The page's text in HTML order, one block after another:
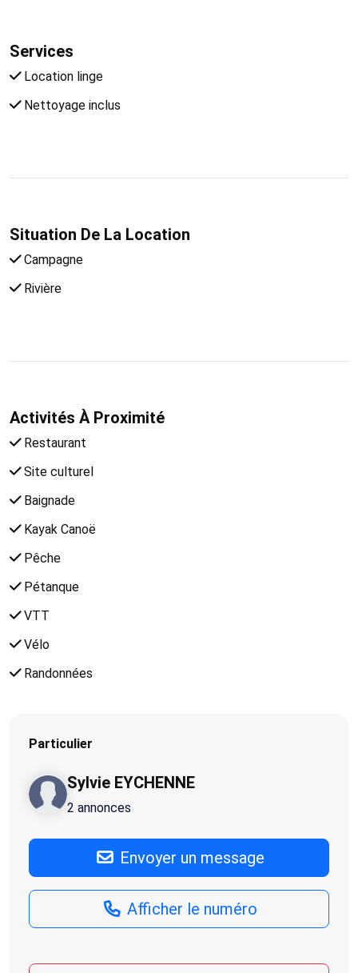
Services
Location linge
Nettoyage inclus
Situation De La Location
Campagne
Rivière
Activités À Proximité
Restaurant
Site culturel
Baignade
Kayak Canoë
Pêche
Pétanque
VTT
Vélo
Randonnées
Particulier
Sylvie EYCHENNE
2 annonces
Envoyer un message
Afficher le numéro